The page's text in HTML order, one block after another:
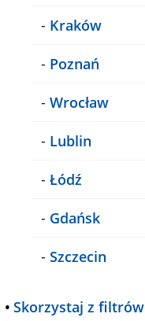
- Kraków
- Poznań
- Wrocław
- Lublin
- Łódź
- Gdańsk
- Szczecin
• Skorzystaj z filtrów